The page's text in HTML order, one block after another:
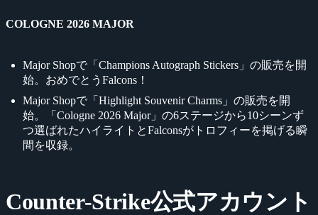
COLOGNE 2026 MAJOR
Major Shopで「Champions Autograph Stickers」の販売を開
始。おめでとうFalcons！
Major Shopで「Highlight Souvenir Charms」の販売を開
始。「Cologne 2026 Major」の6ステージから10シーンず
つ選ばれたハイライトとFalconsがトロフィーを掲げる瞬
間を収録。
Counter-Strike公式アカウント